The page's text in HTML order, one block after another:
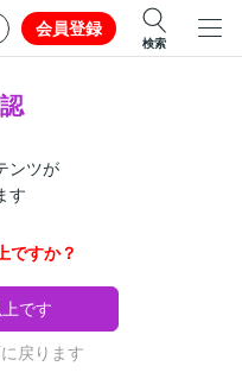
会員登録
検索
ンツが
す
ですか？
です
戻ります